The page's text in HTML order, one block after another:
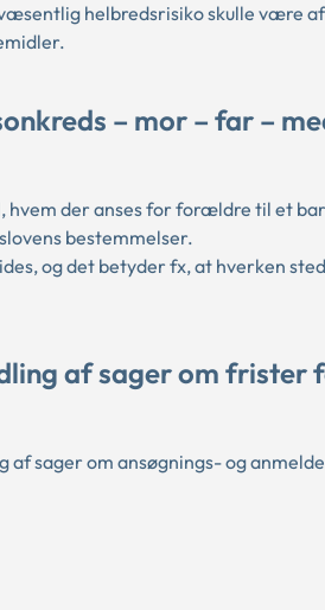
helbredsrisiko skulle være
– mor – far –
der anses for forældre til et
bestemmelser.
og det betyder fx, at hverken
af sager om frister
af sager om ansøgnings- og